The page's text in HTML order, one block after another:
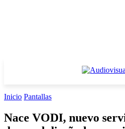
Inicio Pantallas
Nace VODI, nuevo